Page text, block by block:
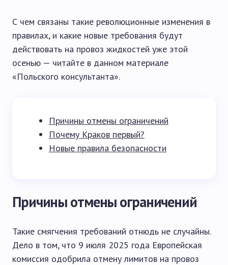
С чем связаны такие революционные изменения в
правилах, и какие новые требования будут
действовать на провоз жидкостей уже этой
осенью — читайте в данном материале
«Польского консультанта».
Причины отмены ограничений
Почему Краков первый?
Новые правила безопасности
Причины отмены ограничений
Такие смягчения требований отнюдь не случайны.
Дело в том, что 9 июля 2025 года Европейская
комиссия одобрила отмену лимитов на провоз